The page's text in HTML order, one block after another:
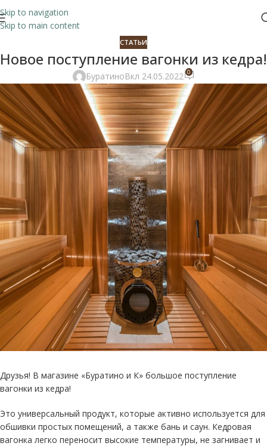
Skip to navigation
Skip to main content
СТАТЬИ
Новое поступление вагонки из кедра!
БуратиноВкл 24.05.2022 0
Друзья! В магазине «Буратино и К» большое поступление
вагонки из кедра!
Это универсальный продукт, которые активно используется для
обшивки простых помещений, а также бань и саун. Кедровая
вагонка легко переносит высокие температуры, не загнивает и